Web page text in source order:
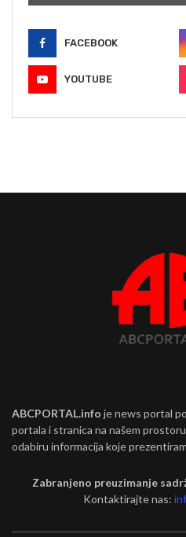
FACEBOOK
YOUTUBE
ABCPORTAL.info je news portal
portala i stranica na našem
odabiru informacija koje
Zabranjeno preuzimanje
Kontaktirajte nas: